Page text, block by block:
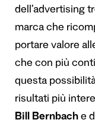
dell’advertising
marca che
portare valore
che con più
questa
risultati più
Bill Bernbach e